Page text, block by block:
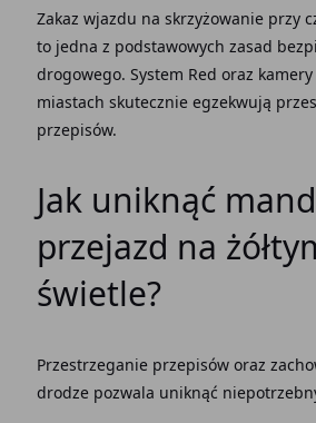
Zakaz wjazdu na skrzyżowanie przy
to jedna z podstawowych zasad
drogowego. System Red oraz
miastach skutecznie egzekwują
przepisów.
Jak uniknąć
przejazd na
świetle?
Przestrzeganie przepisów oraz
drodze pozwala uniknąć